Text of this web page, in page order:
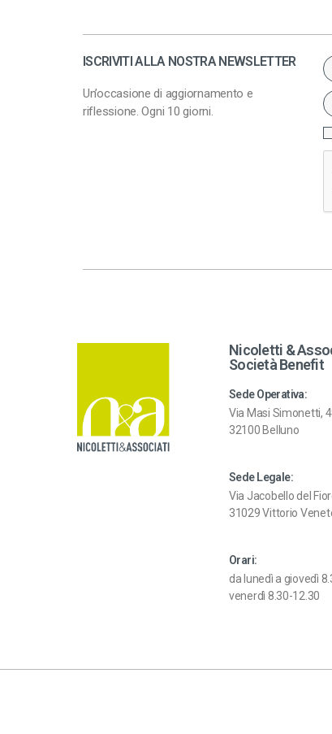
ISCRIVITI ALLA NOSTRA NEWSLETTER
Un’occasione di aggiornamento e
riflessione. Ogni 10 giorni.
l
a
t
e
Nicoletti &
Società Benefit
Sede Operativa:
Via Masi Simonetti,
32100 Belluno
Sede Legale:
Via Jacobello del
31029 Vittorio
Orari:
da lunedì a giovedì
venerdì 8.30-12.30